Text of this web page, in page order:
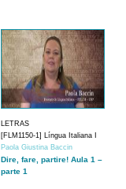
LETRAS
[FLM1150-1] Língua Italiana I
Paola Giustina Baccin
Dire, fare, partire! Aula 1 –
parte 1